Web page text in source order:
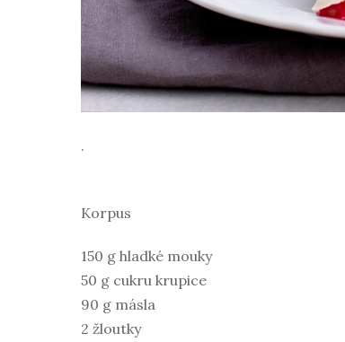
.
Korpus
150 g hladké mouky
50 g cukru krupice
90 g másla
2 žloutky